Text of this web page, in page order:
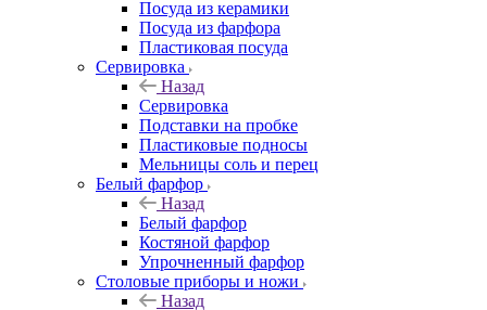
Посуда из керамики
Посуда из фарфора
Пластиковая посуда
Сервировка
Назад
Сервировка
Подставки на пробке
Пластиковые подносы
Мельницы соль и перец
Белый фарфор
Назад
Белый фарфор
Костяной фарфор
Упрочненный фарфор
Столовые приборы и ножи
Назад